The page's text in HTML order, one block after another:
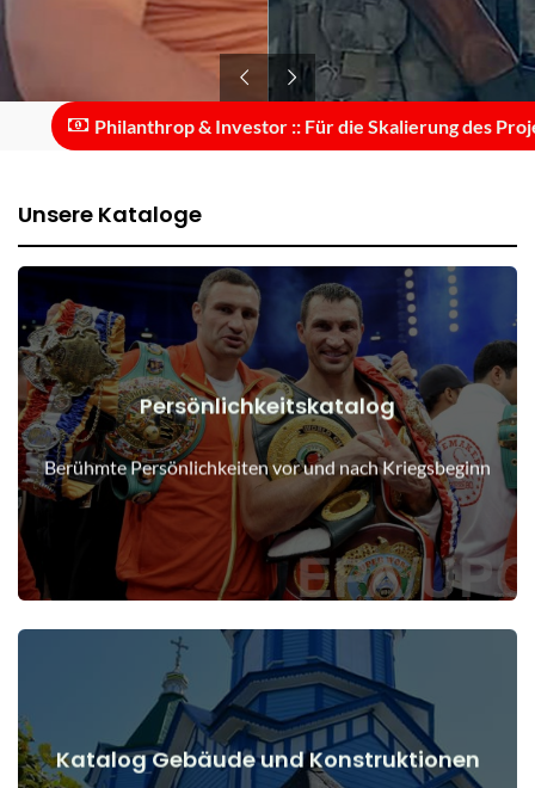
Philanthrop & Investor :: Für die Skalierung des
Unsere Kataloge
Persönlichkeitskatalog
Berühmte Persönlichkeiten vor und nach Kriegsbeginn
Menschen vor und nach Kriegsbeginn
Details anzeigen
Katalog Gebäude und Konstruktionen
Details anzeigen